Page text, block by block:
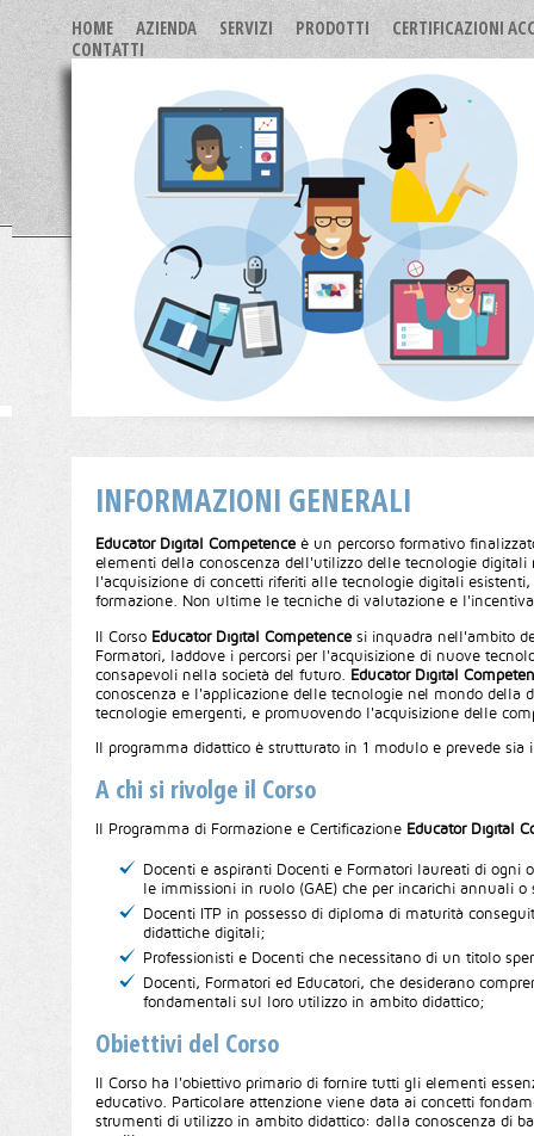
HOME AZIENDA SERVIZI PRODOTTI
CERTIFICAZIONI
CONTATTI
INFORMAZIONI GENERALI
Educator Digital Competence è un percorso formativo
elementi della conoscenza dell'utilizzo delle tecnologie
l'acquisizione di concetti riferiti alle tecnologie digitali
formazione. Non ultime le tecniche di valutazione e
Il Corso Educator Digital Competence si inquadra nell'ambito
Formatori, laddove i percorsi per l'acquisizione di nuove
consapevoli nella società del futuro. Educator Digital
conoscenza e l'applicazione delle tecnologie nel mondo della
tecnologie emergenti, e promuovendo l'acquisizione delle
Il programma didattico è strutturato in 1 modulo e prevede
A chi si rivolge il Corso
Il Programma di Formazione e Certificazione Educator Digital
Docenti e aspiranti Docenti e Formatori laureati di
le immissioni in ruolo (GAE) che per incarichi annuali o
Docenti ITP in possesso di diploma di maturità
didattiche digitali;
Professionisti e Docenti che necessitano di un titolo
Docenti, Formatori ed Educatori, che desiderano
fondamentali sul loro utilizzo in ambito didattico;
Obiettivi del Corso
Il Corso ha l'obiettivo primario di fornire tutti gli elementi
educativo. Particolare attenzione viene data ai concetti
strumenti di utilizzo in ambito didattico: dalla conoscenza di